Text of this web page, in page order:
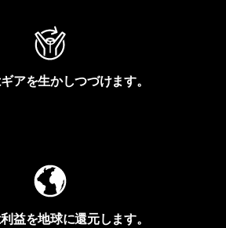
アを生かしつづけます。
益を地球に還元します。